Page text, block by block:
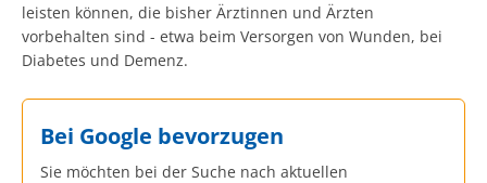
leisten können, die bisher Ärztinnen und Ärzten
vorbehalten sind - etwa beim Versorgen von Wunden, bei
Diabetes und Demenz.
Bei Google bevorzugen
Sie möchten bei der Suche nach aktuellen